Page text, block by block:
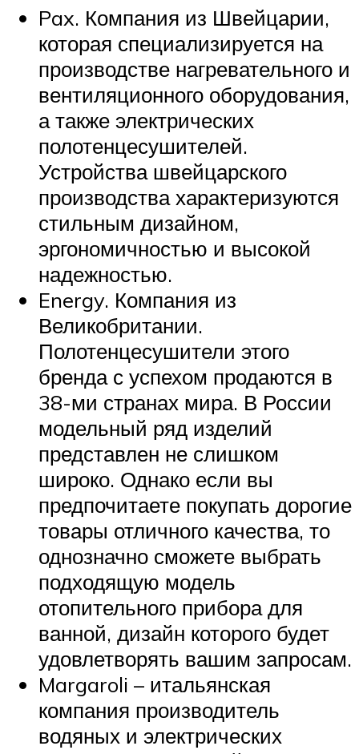
Pax. Компания из Швейцарии,
которая специализируется на
производстве нагревательного и
вентиляционного оборудования,
а также электрических
полотенцесушителей.
Устройства швейцарского
производства характеризуются
стильным дизайном,
эргономичностью и высокой
надежностью.
Energy. Компания из
Великобритании.
Полотенцесушители этого
бренда с успехом продаются в
38-ми странах мира. В России
модельный ряд изделий
представлен не слишком
широко. Однако если вы
предпочитаете покупать дорогие
товары отличного качества, то
однозначно сможете выбрать
подходящую модель
отопительного прибора для
ванной, дизайн которого будет
удовлетворять вашим запросам.
Margaroli – итальянская
компания производитель
водяных и электрических